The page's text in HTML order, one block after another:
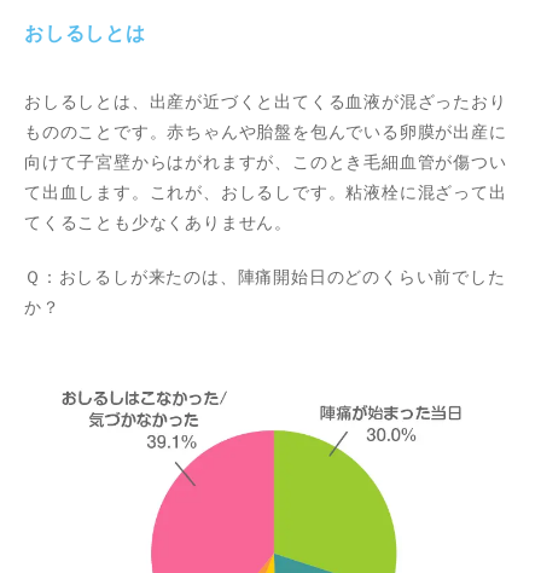
おしるしとは
おしるしとは、出産が近づくと出てくる血液が混ざったおり
もののことです。赤ちゃんや胎盤を包んでいる卵膜が出産に
向けて子宮壁からはがれますが、このとき毛細血管が傷つい
て出血します。これが、おしるしです。粘液栓に混ざって出
てくることも少なくありません。
Ｑ：おしるしが来たのは、陣痛開始日のどのくらい前でした
か？